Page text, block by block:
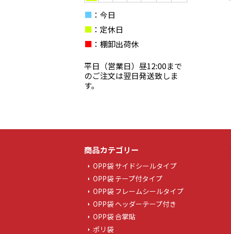
■ ：今日
■ ：定休日
■ ：棚卸出荷休
平日（営業日）昼12:00まで
のご注文は翌日発送致しま
す。
商品カテゴリー
OPP袋 サイドシールタイプ
OPP袋 テープ付タイプ
OPP袋 フレームシールタイプ
OPP袋 ヘッダーテープ付き
OPP袋 合掌貼
ポリ袋